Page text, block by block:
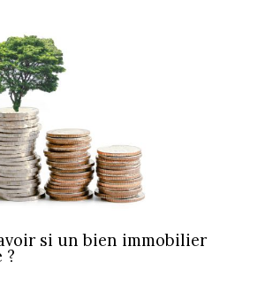
si un bien immobilier
?